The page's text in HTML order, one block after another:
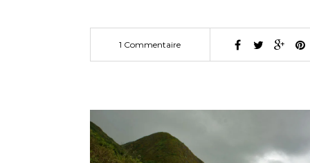
1 Commentaire